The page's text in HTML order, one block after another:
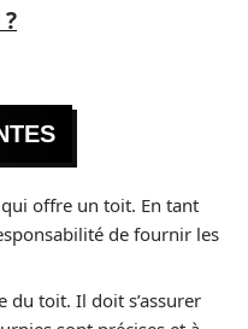
qui offre un toit. En tant
de fournir les
du toit. Il doit s’assurer